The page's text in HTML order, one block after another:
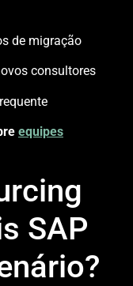
de migração
consultores
equipes
SAP